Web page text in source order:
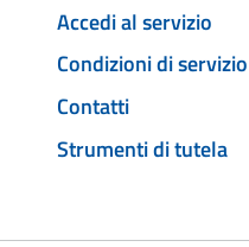
Accedi al servizio
Condizioni di servizio
Contatti
Strumenti di tutela